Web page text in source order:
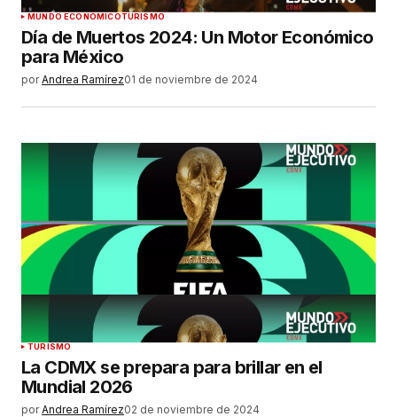
MUNDO ECONÓMICOTURISMO
Día de Muertos 2024: Un Motor Económico
para México
por Andrea Ramírez01 de noviembre de 2024
TURISMO
La CDMX se prepara para brillar en el
Mundial 2026
por Andrea Ramírez02 de noviembre de 2024